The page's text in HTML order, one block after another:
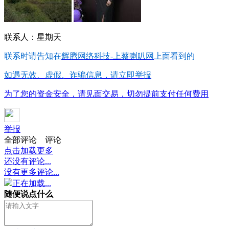
联系人：星期天
联系时请告知在辉腾网络科技-上蔡喇叭网 上面看到的
如遇无效、虚假、诈骗信息，请立即举报
为了您的资金安全，请见面交易，切勿提前支付任何费用
举报
全部评论
评论
点击加载更多
还没有评论...
没有更多评论...
正在加载...
随便说点什么